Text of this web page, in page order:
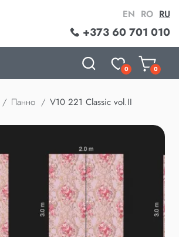
+373 60 701 010
EN RO RU
0 0
Панно V10 221 Classic vol.II